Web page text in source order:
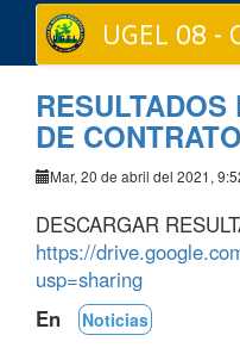
UGEL 08 -
DE
Mar, 20 de abril del 2021,
DESCARGAR
https://
usp=sharing
En
Noticias